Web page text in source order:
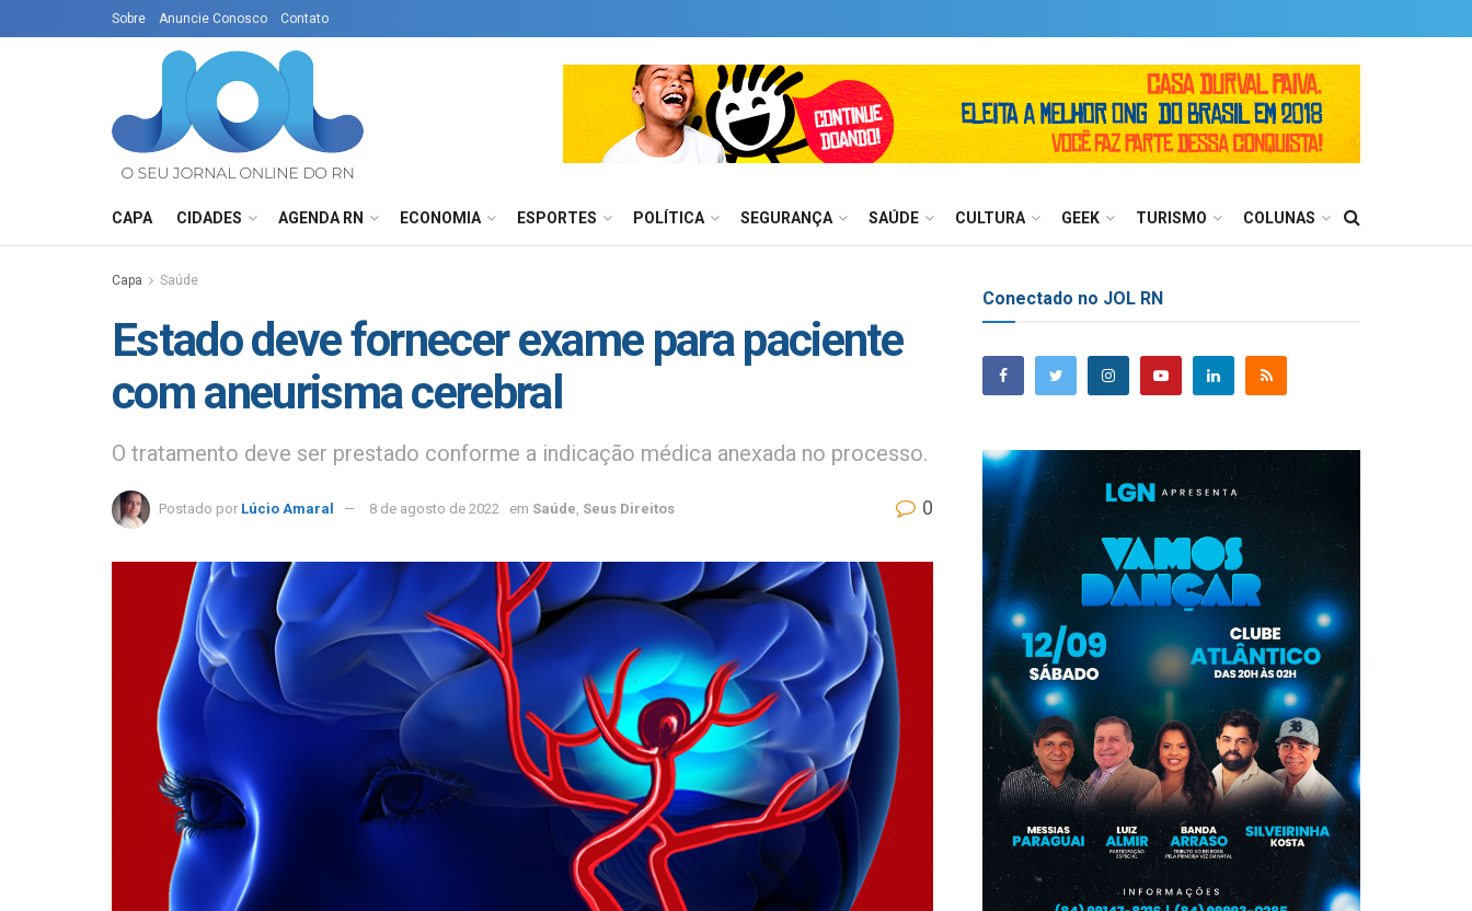
Sobre Anuncie Conosco Contato
CAPA CIDADES AGENDA RN ECONOMIA ESPORTES POLÍTICA SEGURANÇA SAÚDE CULTURA GEEK TURISMO COLUNAS
Capa Saúde
Estado deve fornecer exame para paciente
com aneurisma cerebral
O tratamento deve ser prestado conforme a indicação médica anexada no processo.
Postado por Lúcio Amaral 8 de agosto de 2022 em Saúde Seus Direitos 0
Conectado no JOL RN